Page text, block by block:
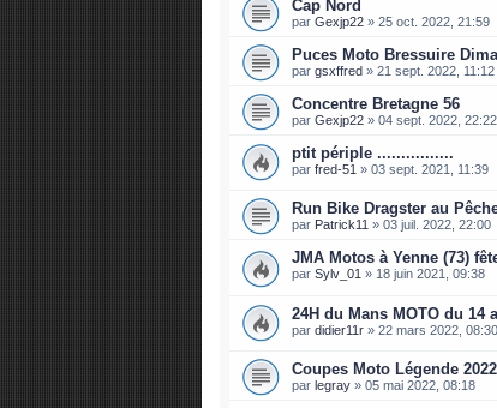
Cap Nord
par Gexjp22 » 25 oct. 2022, 21:59
Puces Moto Bressuire
par gsxffred » 21 sept. 2022, 11:12
Concentre Bretagne 56
par Gexjp22 » 04 sept. 2022, 22:22
ptit périple ................
par fred-51 » 03 sept. 2021, 11:39
Run Bike Dragster au
par Patrick11 » 03 juil. 2022, 22:00
JMA Motos à Yenne (73)
par Sylv_01 » 18 juin 2021, 09:38
24H du Mans MOTO du 14
par didier11r » 22 mars 2022, 08:30
Coupes Moto Légende 2022
par legray » 05 mai 2022, 08:18